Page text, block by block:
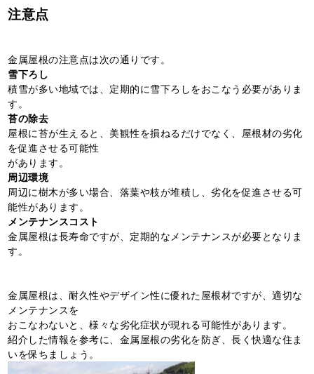
注意点
金属屋根の注意点は次の通りです。
雪下ろし
積雪が多い地域では、定期的に雪下ろしをおこなう必要がありま
す。
苔の除去
屋根に苔が生えると、美観性を損ねるだけでなく、屋根材の劣化
を促進させる可能性
があります。
周辺環境
周辺に樹木が多い場合、落葉や枝が堆積し、劣化を促進させる可
能性があります。
メンテナンスコスト
金属屋根は長寿命ですが、定期的なメンテナンスが必要となりま
す。
金属屋根は、耐久性やデザイン性に優れた屋根材ですが、適切な
メンテナンスを
おこなわないと、様々な劣化症状が現れる可能性があります。
紹介した情報を参考に、金属屋根の劣化を防ぎ、長く快適な住ま
いを保ちましょう。